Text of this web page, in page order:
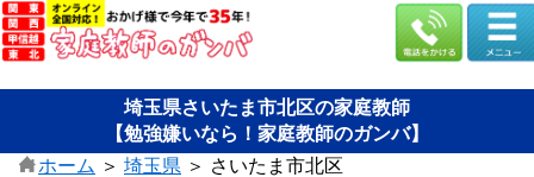
埼玉県さいたま市北区の家庭教師
【勉強嫌いなら！家庭教師のガンバ】
ホーム ＞ 埼玉県 ＞ さいたま市北区